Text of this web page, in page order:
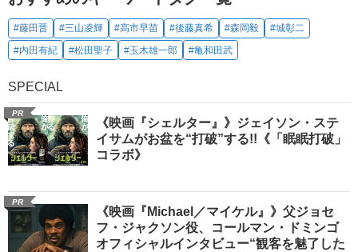
#藤田晋 #三山凌輝 #高市早苗 #後藤真希 #森岡毅
#城彰二
#内田有紀
#松田聖子 #玉木雄一郎 #亀和田武
SPECIAL
PR
《映画『シェルター』》ジェイソン・ステ
イサムがお盆を“打破”する!!《「眠眠打破」
コラボ》
PR
《映画『Michael／マイケル』》父ジョセ
フ・ジャクソン役、コールマン・ドミンゴ
オフィシャルインタビュー“観客を魅了した